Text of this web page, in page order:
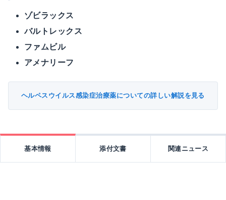
ゾビラックス
バルトレックス
ファムビル
アメナリーフ
ヘルペスウイルス感染症治療薬についての詳しい解説を見る
基本情報 添付文書 関連ニュース